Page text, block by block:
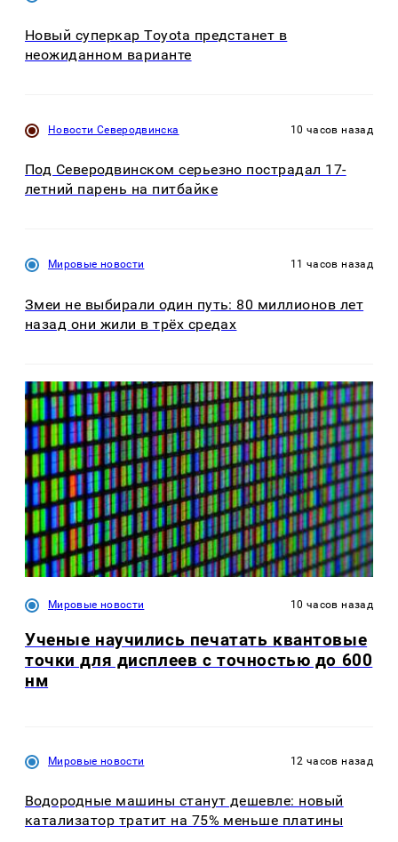
Новый суперкар Toyota предстанет в
неожиданном варианте
Новости Северодвинска 10 часов назад
Под Северодвинском серьезно пострадал 17-
летний парень на питбайке
Мировые новости 11 часов назад
Змеи не выбирали один путь: 80 миллионов лет
назад они жили в трёх средах
Мировые новости 10 часов назад
Ученые научились печатать квантовые
точки для дисплеев с точностью до 600
нм
Мировые новости 12 часов назад
Водородные машины станут дешевле: новый
катализатор тратит на 75% меньше платины